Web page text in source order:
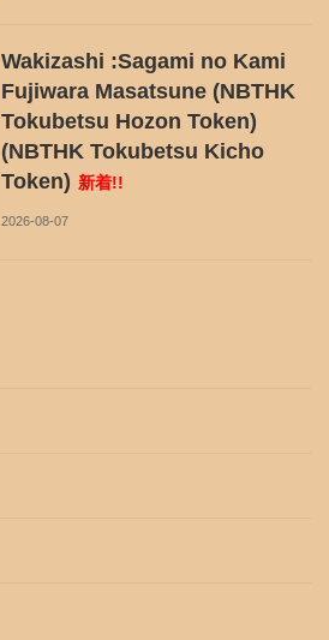
Wakizashi :Sagami no Kami
Fujiwara Masatsune (NBTHK
Tokubetsu Hozon Token)
(NBTHK Tokubetsu Kicho
Token) 新着!!
2026-08-07